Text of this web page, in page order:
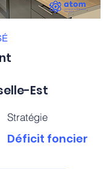
Est
Stratégie
Déficit foncier